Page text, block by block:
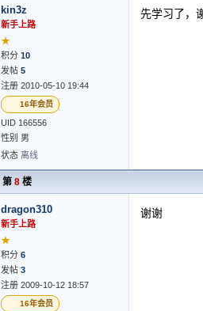
kin3z
新手上路
★
积分 10
发帖 5
注册 2010-05-10 19:44
16年会员
UID 166556
性别 男
状态 离线
先学习了，
第 8 楼
dragon310
新手上路
★
积分 6
发帖 3
注册 2009-10-12 18:57
16年会员
谢谢